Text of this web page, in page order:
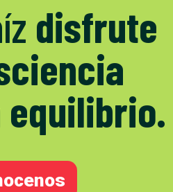
disfrute
equilibrio.